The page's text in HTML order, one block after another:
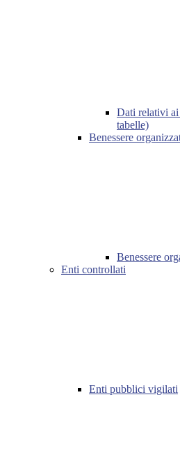
Dati relativi
tabelle)
Benessere
Benessere
Enti controllati
Enti pubblici vigilati